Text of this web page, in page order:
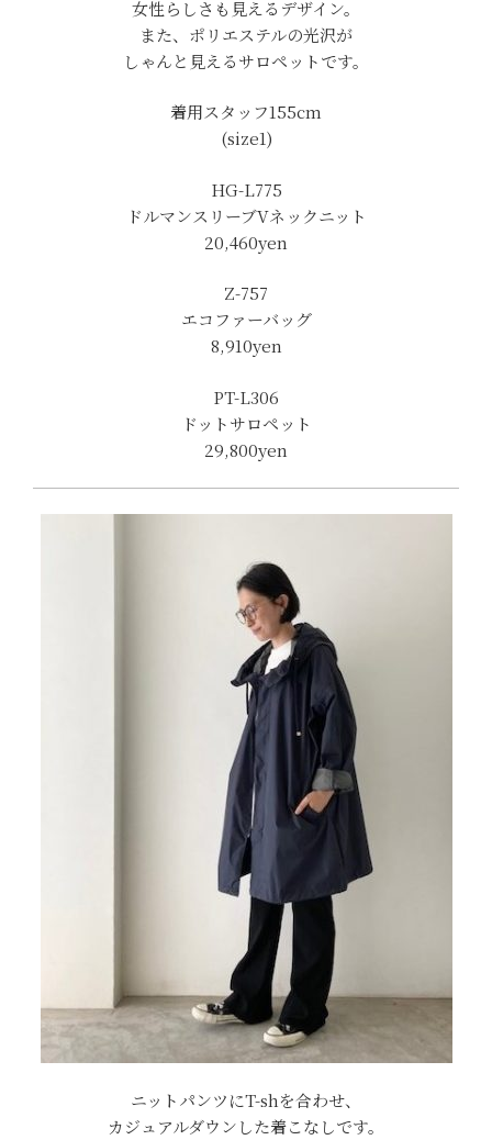
女性らしさも見えるデザイン。
また、ポリエステルの光沢が
しゃんと見えるサロペットです。
着用スタッフ155cm
(size1)
HG-L775
ドルマンスリーブVネックニット
20,460yen
Z-757
エコファーバッグ
8,910yen
PT-L306
ドットサロペット
29,800yen
ニットパンツにT-shを合わせ、
カジュアルダウンした着こなしです。